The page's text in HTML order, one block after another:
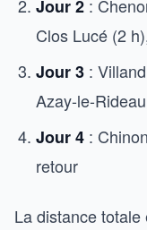
Jour 2 :
Clos Lucé (2
Jour 3 :
Azay-le-
Jour 4 :
retour
La distance